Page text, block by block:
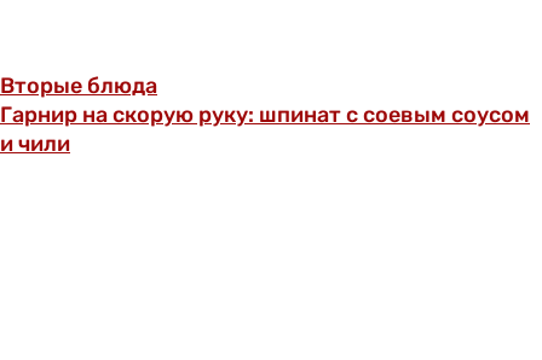
Вторые блюда
Гарнир на скорую руку: шпинат с соевым соусом
и чили